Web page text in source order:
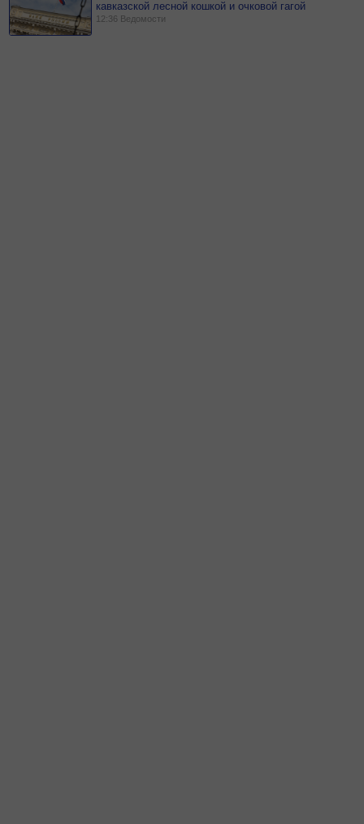
кавказской лесной кошкой и очковой гагой
12:36 Ведомости